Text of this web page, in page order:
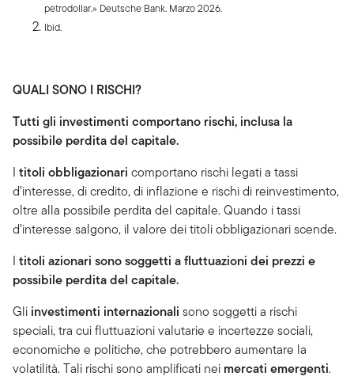
petrodollar.» Deutsche Bank. Marzo 2026.
Ibid.
QUALI SONO I RISCHI?
Tutti gli investimenti comportano rischi, inclusa la
possibile perdita del capitale.
I titoli obbligazionari comportano rischi legati a tassi
d’interesse, di credito, di inflazione e rischi di reinvestimento,
oltre alla possibile perdita del capitale. Quando i tassi
d’interesse salgono, il valore dei titoli obbligazionari scende.
I titoli azionari sono soggetti a fluttuazioni dei prezzi e
possibile perdita del capitale.
Gli investimenti internazionali sono soggetti a rischi
speciali, tra cui fluttuazioni valutarie e incertezze sociali,
economiche e politiche, che potrebbero aumentare la
volatilità. Tali rischi sono amplificati nei mercati emergenti.